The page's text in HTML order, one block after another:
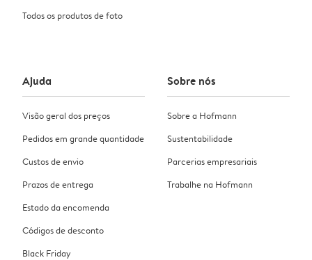
Todos os produtos de foto
Ajuda
Visão geral dos preços
Pedidos em grande quantidade
Custos de envio
Prazos de entrega
Estado da encomenda
Códigos de desconto
Black Friday
Sobre nós
Sobre a Hofmann
Sustentabilidade
Parcerias empresariais
Trabalhe na Hofmann